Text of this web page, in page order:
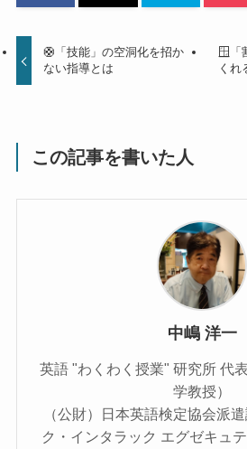
🛟「技能」の空洞化を招か
ない指導とは
🪟「
くれ
この記事を書いた人
中嶋 洋一
英語 "わくわく授業" 研究所 代
学教授）
（公財）日本英語検定協会派
ク・インタラック エグゼキュ